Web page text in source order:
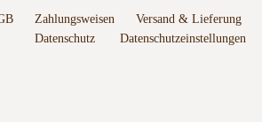
Zahlungsweisen Versand & Lieferung
Datenschutz
Datenschutzeinstellungen